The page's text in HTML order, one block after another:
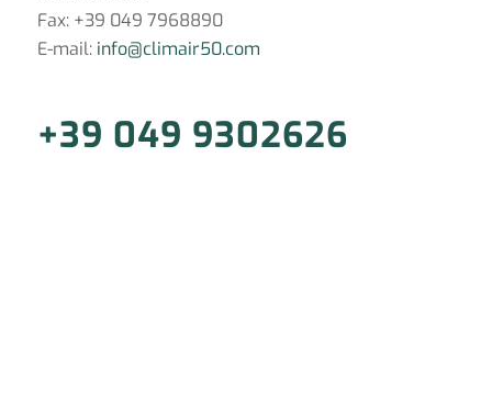
Fax: +39 049 7968890
E-mail: info@climair50.com
+39 049 9302626